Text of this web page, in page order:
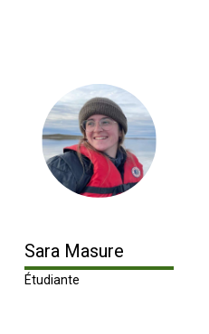
Sara Masure
Étudiante